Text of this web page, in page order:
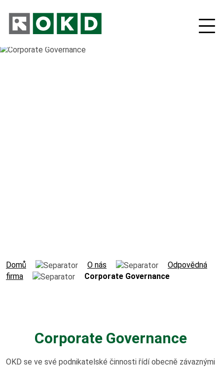
Hornický slovník
Domů O nás
Odpovědná
firma
Corporate Governance
Corporate Governance
OKD se ve své podnikatelské činnosti řídí obecně závaznými